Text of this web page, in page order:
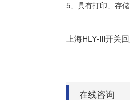
5、具有打印、存
上海HLY-III开关
在线咨询